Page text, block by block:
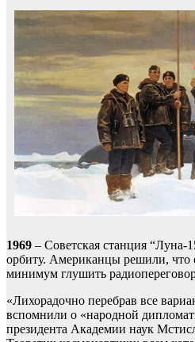
1969 – Советская станция
орбиту. Американцы решили, что
минимум глушить
«Лихорадочно перебрав все
вспомнили о «народной
президента Академии наук